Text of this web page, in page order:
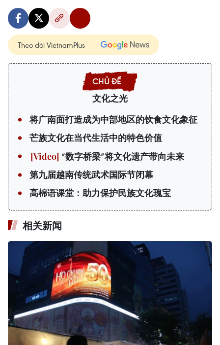
Theo dõi VietnamPlus
文化之光
将广南面打造成为中部地区的饮食文化象征
芒族文化在当代生活中的特色价值
“数字桥梁”将文化遗产带向未来
第九届越南传统武术国际节闭幕
高棉语课堂：助力保护民族文化瑰宝
相关新闻